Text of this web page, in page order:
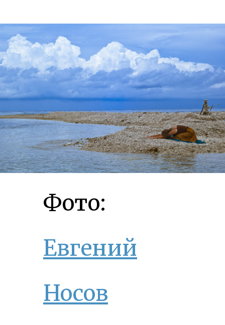
Фото:
Евгений
Носов